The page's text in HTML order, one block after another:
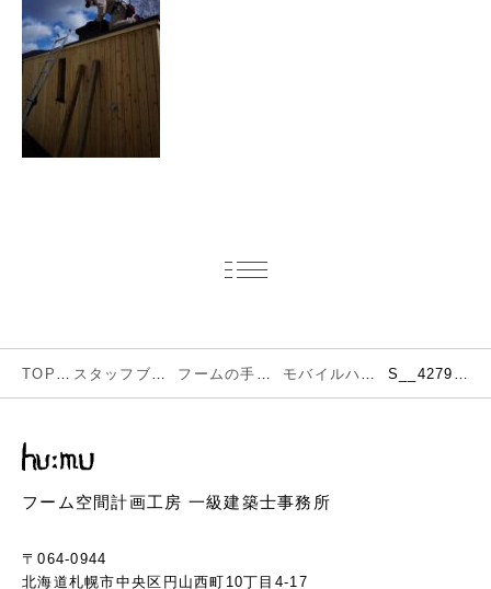
フーム空間計画工房 一級建築士事務所
〒064-0944
北海道札幌市中央区円山西町10丁目4-17